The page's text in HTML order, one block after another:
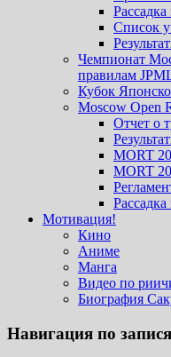
Список
Чемпионат
правилам
Кубок
Moscow Open
Отчет о
MORT
MORT
Рассадка
Мотивация!
Кино
Аниме
Манга
Видео по
Биография
Навигация по